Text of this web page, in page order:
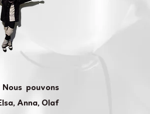
pouvons
Anna, Olaf